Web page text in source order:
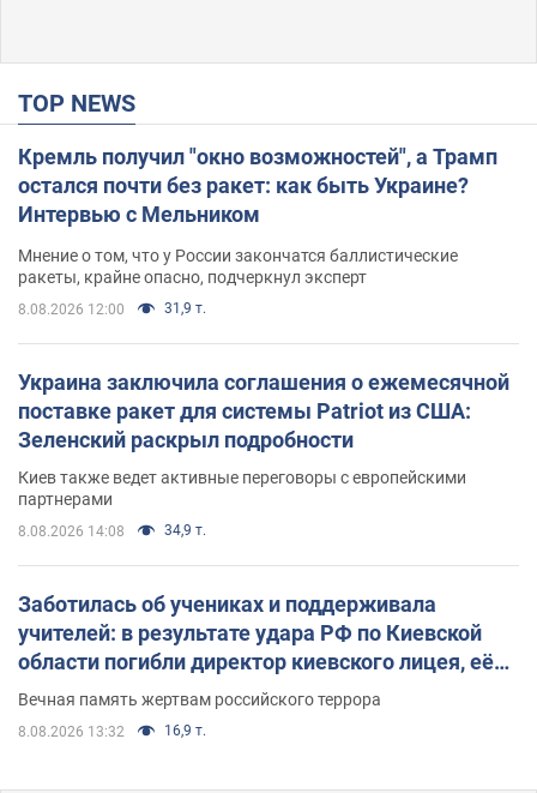
TOP NEWS
Кремль получил "окно возможностей", а Трамп
остался почти без ракет: как быть Украине?
Интервью с Мельником
Мнение о том, что у России закончатся баллистические
ракеты, крайне опасно, подчеркнул эксперт
8.08.2026 12:00 31,9 т.
Украина заключила соглашения о ежемесячной
поставке ракет для системы Patriot из США:
Зеленский раскрыл подробности
Киев также ведет активные переговоры с европейскими
партнерами
8.08.2026 14:08 34,9 т.
Заботилась об учениках и поддерживала
учителей: в результате удара РФ по Киевской
области погибли директор киевского лицея, её
муж и внук
Вечная память жертвам российского террора
8.08.2026 13:32 16,9 т.